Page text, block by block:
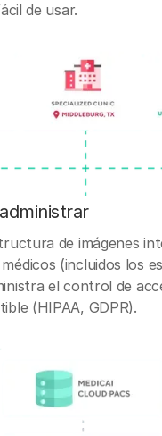
de usar.
de imágenes
(incluidos los
el control de
(HIPAA, GDPR).